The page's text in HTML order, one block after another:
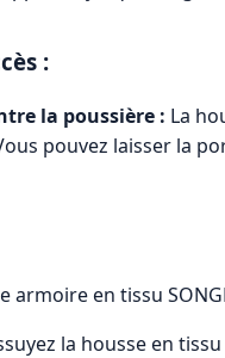
:
la poussière : La
pouvez laisser la
armoire en tissu
la housse en